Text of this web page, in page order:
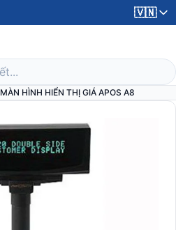
🇻🇳
MÀN HÌNH HIỂN THỊ GIÁ APOS A8